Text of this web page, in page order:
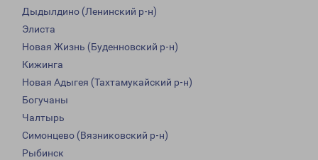
Дыдылдино (Ленинский р-н)
Элиста
Новая Жизнь (Буденновский р-н)
Кижинга
Новая Адыгея (Тахтамукайский р-н)
Богучаны
Чалтырь
Симонцево (Вязниковский р-н)
Рыбинск